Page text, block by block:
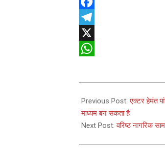
Facebook
Telegram
X
04-
20
Previous Post:एक्टर हेमंत
माध्यम बन सकता है
Next Post:वरिष्ठ नागरिक